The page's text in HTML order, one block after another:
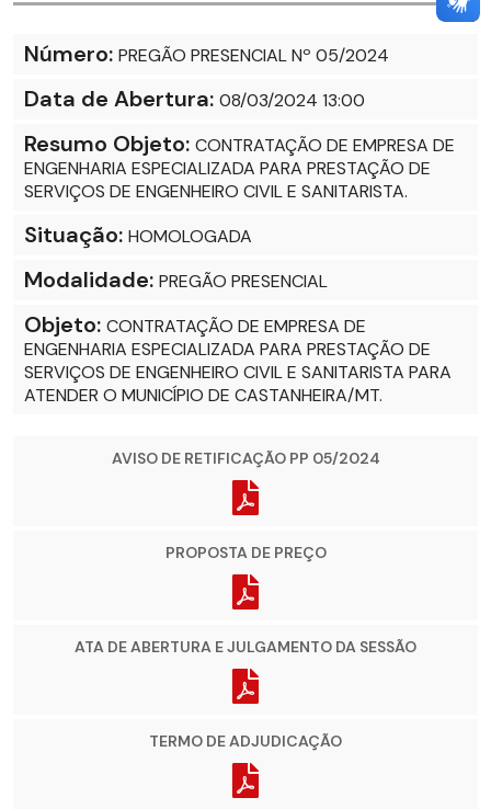
Número: PREGÃO PRESENCIAL Nº 05/2024
Data de Abertura: 08/03/2024 13:00
Resumo Objeto: CONTRATAÇÃO DE EMPRESA DE
ENGENHARIA ESPECIALIZADA PARA PRESTAÇÃO DE
SERVIÇOS DE ENGENHEIRO CIVIL E SANITARISTA.
Situação: HOMOLOGADA
Modalidade: PREGÃO PRESENCIAL
Objeto: CONTRATAÇÃO DE EMPRESA DE
ENGENHARIA ESPECIALIZADA PARA PRESTAÇÃO DE
SERVIÇOS DE ENGENHEIRO CIVIL E SANITARISTA PARA
ATENDER O MUNICÍPIO DE CASTANHEIRA/MT.
AVISO DE RETIFICAÇÃO PP 05/2024
PROPOSTA DE PREÇO
ATA DE ABERTURA E JULGAMENTO DA SESSÃO
TERMO DE ADJUDICAÇÃO